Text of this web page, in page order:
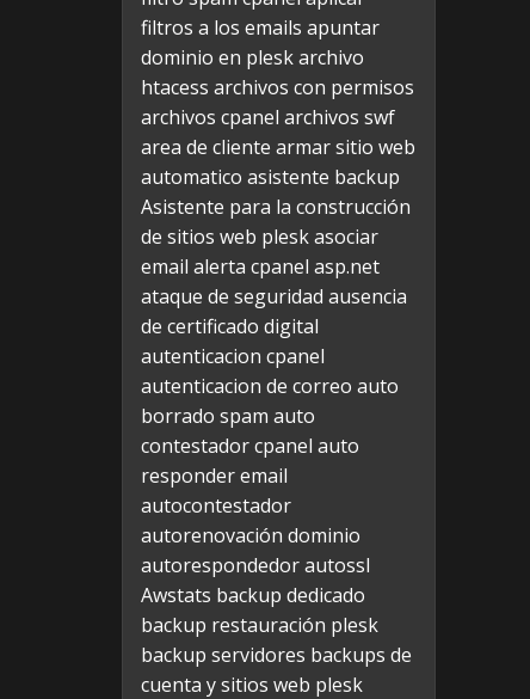
filtros a los emails apuntar
dominio en pleskarchivo
htacess archivos con permisos
archivos cpanel archivos swf
area de cliente armar sitio web
automatico asistente backup
Asistente para la construcción
de sitios web pleskasociar
email alerta cpanel asp.net
ataque de seguridad ausencia
de certificado digital
autenticacion cpanel
autenticacion de correo auto
borrado spam auto
contestador cpanel auto
responder email
autocontestador
autorenovación dominio
autorespondedorautossl
Awstats backup dedicado
backup restauración plesk
backup servidores backups de
cuenta y sitios web plesk